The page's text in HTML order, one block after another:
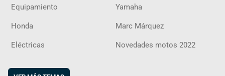
Equipamiento Yamaha
Honda Marc Márquez
Eléctricas Novedades motos 2022